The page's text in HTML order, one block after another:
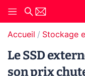
Accueil Stockage
Le SSD
son prix